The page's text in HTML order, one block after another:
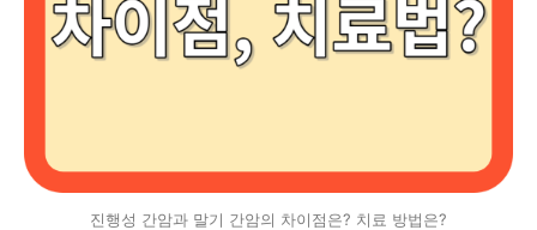
진행성 간암과 말기 간암의 차이점은? 치료 방법은?